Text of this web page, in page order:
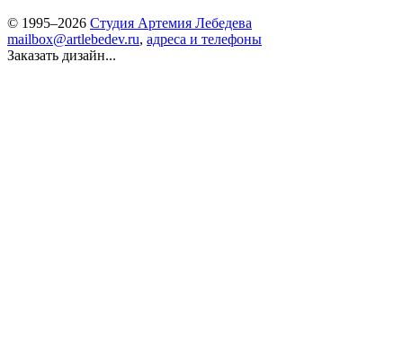
© 1995–2026 Студия Артемия Лебедева
mailbox@artlebedev.ru, адреса и телефоны
Заказать дизайн...